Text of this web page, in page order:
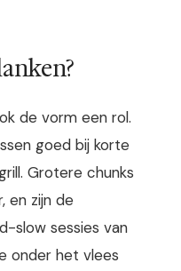
de vorm een rol.
goed bij korte
Grotere chunks
en zijn de
slow sessies van
onder het vlees